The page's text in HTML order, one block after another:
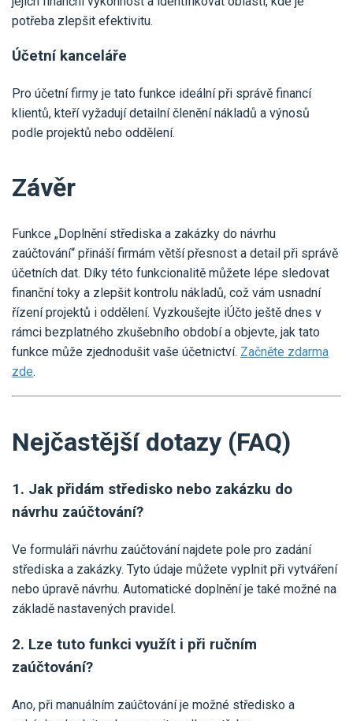
potřeba zlepšit efektivitu.
Účetní kanceláře
Pro účetní firmy je tato funkce ideální při správě financí
klientů, kteří vyžadují detailní členění nákladů a výnosů
podle projektů nebo oddělení.
Závěr
Funkce „Doplnění střediska a zakázky do návrhu
zaúčtování“ přináší firmám větší přesnost a detail při správě
účetních dat. Díky této funkcionalitě můžete lépe sledovat
finanční toky a zlepšit kontrolu nákladů, což vám usnadní
řízení projektů i oddělení. Vyzkoušejte iÚčto ještě dnes v
rámci bezplatného zkušebního období a objevte, jak tato
funkce může zjednodušit vaše účetnictví. Začněte zdarma
zde.
Nejčastější dotazy (FAQ)
1. Jak přidám středisko nebo zakázku do
návrhu zaúčtování?
Ve formuláři návrhu zaúčtování najdete pole pro zadání
střediska a zakázky. Tyto údaje můžete vyplnit při vytváření
nebo úpravě návrhu. Automatické doplnění je také možné na
základě nastavených pravidel.
2. Lze tuto funkci využít i při ručním
zaúčtování?
Ano, při manuálním zaúčtování je možné středisko a